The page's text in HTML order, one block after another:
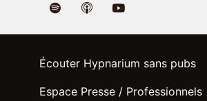
Écouter Hypnarium sans pubs
Espace Presse / Professionnels